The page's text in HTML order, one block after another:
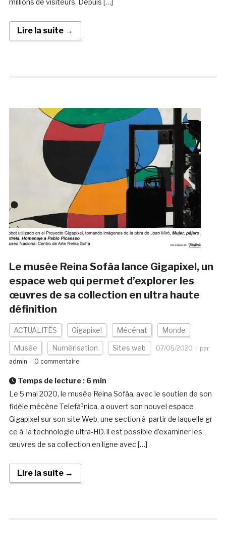
millions de visiteurs. Depuis […]
Lire la suite →
Le musée Reina Sofà­a lance Gigapixel, un
espace web qui permet d’explorer les
œuvres de sa collection en ultra haute
définition
ACTUALITÉS Gigapixel Mécénat Monde
Musée Numérisation Sites web 07/05/2020
par
admin
0 commentaire
Temps de lecture : 6 min
Le 5 mai 2020, le musée Reina Sofà­a, avec le soutien de son
fidèle mécène Telefà³nica, a ouvert son nouvel espace
Gigapixel sur son site Web, une section à partir de laquelle gr
ce à la technologie ultra-HD, il est possible d’examiner les
œuvres de sa collection en ligne avec […]
Lire la suite →